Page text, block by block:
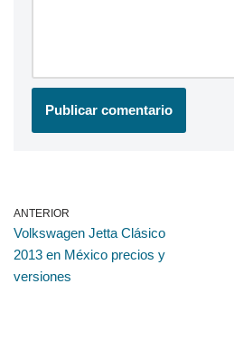
ANTERIOR
Volkswagen Jetta Clásico
2013 en México precios y
versiones